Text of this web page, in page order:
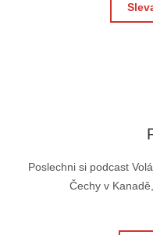
Poslechni si podcast
Čechy v